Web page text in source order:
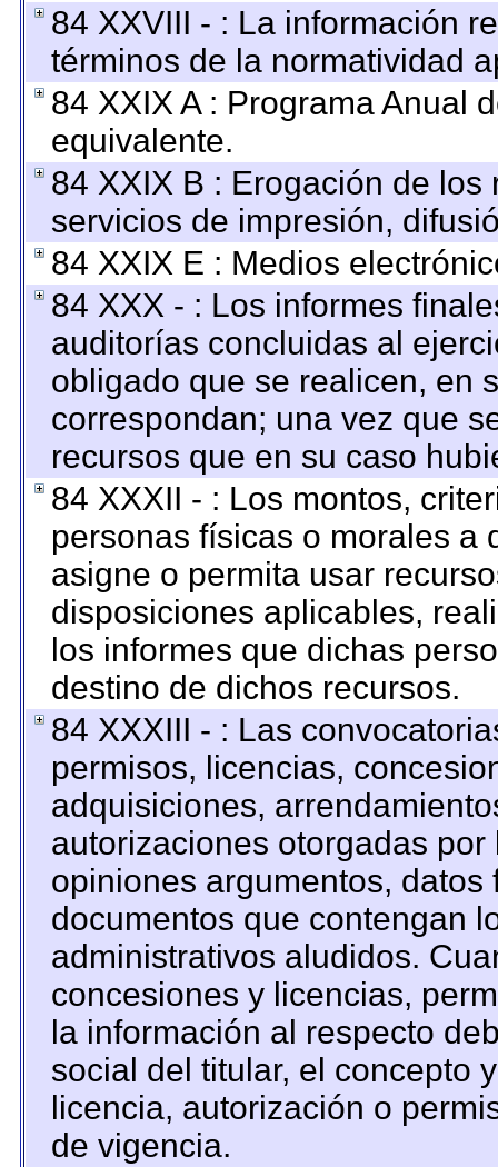
84 XXVIII - : La información
términos de la normatividad
84 XXIX A : Programa Anual
equivalente.
84 XXIX B : Erogación de
servicios de impresión,
84 XXIX E : Medios
84 XXX - : Los informes
auditorías concluidas al
obligado que se realicen, en
correspondan; una vez que
recursos que en su caso
84 XXXII - : Los montos,
personas físicas o morales a
asigne o permita usar
disposiciones aplicables,
los informes que dichas
destino de dichos recursos.
84 XXXIII - : Las
permisos, licencias,
adquisiciones,
autorizaciones otorgadas
opiniones argumentos,
documentos que contengan
administrativos aludidos.
concesiones y licencias,
la información al respecto
social del titular, el concepto
licencia, autorización o
de vigencia.